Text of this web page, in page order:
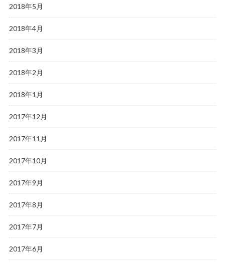
2018年5月
2018年4月
2018年3月
2018年2月
2018年1月
2017年12月
2017年11月
2017年10月
2017年9月
2017年8月
2017年7月
2017年6月